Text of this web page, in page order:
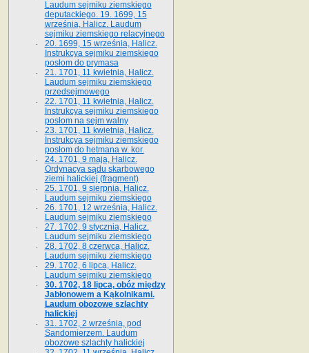
Laudum sejmiku ziemskiego
deputackiego. 19. 1699, 15
września, Halicz. Laudum
sejmiku ziemskiego relacyjnego
20. 1699, 15 września, Halicz.
Instrukcya sejmiku ziemskiego
posłom do prymasa
21. 1701, 11 kwietnia, Halicz.
Laudum sejmiku ziemskiego
przedsejmowego
22. 1701, 11 kwietnia, Halicz.
Instrukcya sejmiku ziemskiego
posłom na sejm walny
23. 1701, 11 kwietnia, Halicz.
Instrukcya sejmiku ziemskiego
posłom do hetmana w. kor.
24. 1701, 9 maja, Halicz.
Ordynacya sądu skarbowego
ziemi halickiej (fragment)
25. 1701, 9 sierpnia, Halicz.
Laudum sejmiku ziemskiego
26. 1701, 12 września, Halicz.
Laudum sejmiku ziemskiego
27. 1702, 9 stycznia, Halicz.
Laudum sejmiku ziemskiego
28. 1702, 8 czerwca, Halicz.
Laudum sejmiku ziemskiego
29. 1702, 6 lipca, Halicz.
Laudum sejmiku ziemskiego
30. 1702, 18 lipca, obóz między
Jabłonowem a Kąkolnikami.
Laudum obozowe szlachty
halickiej
31. 1702, 2 września, pod
Sandomierzem. Laudum
obozowe szlachty halickiej